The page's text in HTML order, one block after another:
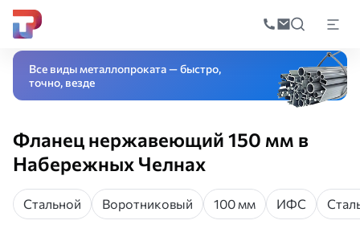
по
Главная Соединительные
Все виды металлопроката — быстро,
точно, везде
Фланец нержавеющий 150 мм в
Набережных Челнах
Стальной Воротниковый 100 мм ИФС